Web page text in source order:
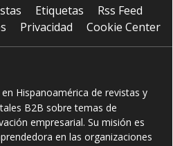
Etiquetas
Rss Feed
Privacidad Cookie Center
Hispanoamérica de revistas y
B2B sobre temas de
empresarial. Su misión es
en las organizaciones